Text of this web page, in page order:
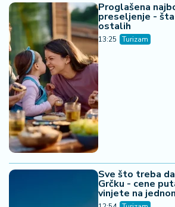
Proglašena
preseljenje -
ostalih
13:25 Turizam
Sve što treba
Grčku - cene
vinjete na